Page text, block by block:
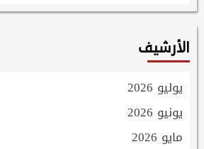
الأرشيف
يوليو 2026
يونيو 2026
مايو 2026